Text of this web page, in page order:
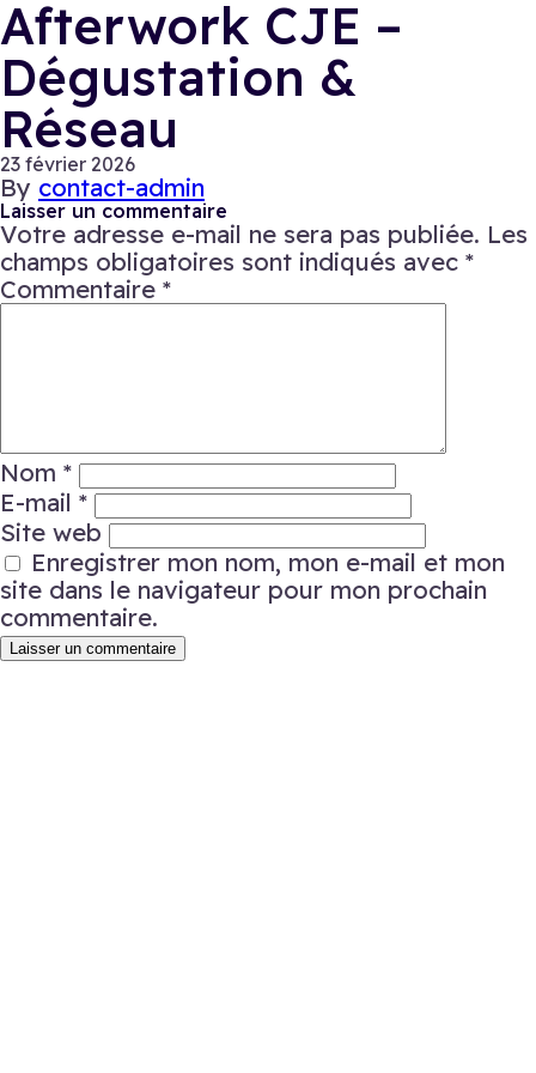
Afterwork CJE –
Dégustation &
Réseau
23 février 2026
By contact-admin
Laisser un commentaire
Votre adresse e-mail ne sera pas publiée. Les
champs obligatoires sont indiqués avec *
Commentaire *
Nom *
E-mail *
Site web
Enregistrer mon nom, mon e-mail et mon
site dans le navigateur pour mon prochain
commentaire.